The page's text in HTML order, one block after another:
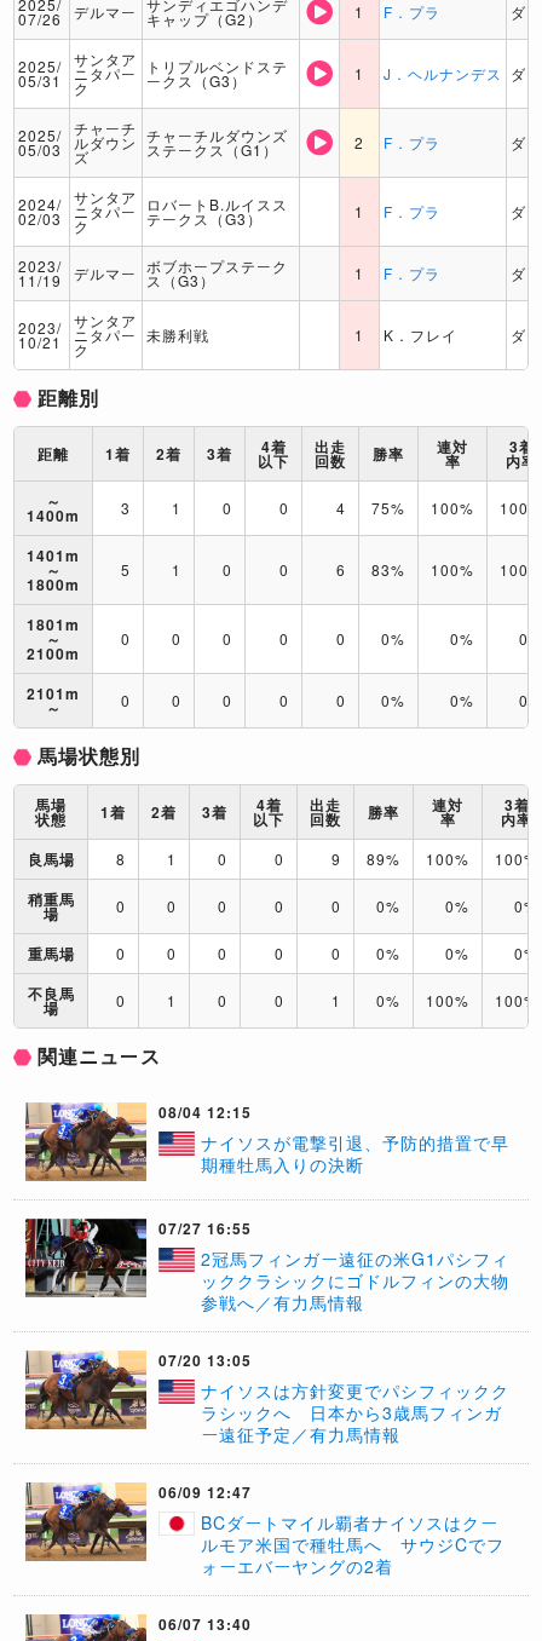
2025/
07/26 デルマー サンディエゴハンデ
キャップ（G2） 1 F．プラ ダ
2025/
05/31
サンタア
ニタパー
ク
トリプルベンドステ
ークス（G3） 1 J．ヘルナンデス ダ
2025/
05/03
チャーチ
ルダウン
ズ
チャーチルダウンズ
ステークス（G1） 2 F．プラ ダ
2024/
02/03
サンタア
ニタパー
ク
ロバートB.ルイスス
テークス（G3） 1 F．プラ ダ
2023/
11/19 デルマー ボブホープステーク
ス（G3） 1 F．プラ ダ
2023/
10/21
サンタア
ニタパー
ク
未勝利戦 1 K．フレイ ダ
距離別
距離 1着 2着 3着 4着
以下
出走
回数 勝率 連対
率
3着
内率
～
1400m 3 1 0 0 4 75% 100%
1401m
～
1800m
5 1 0 0 6 83% 100%
1801m
～
2100m
0 0 0 0 0 0% 0%
2101m
～ 0 0 0 0 0 0% 0%
馬場状態別
馬場
状態 1着 2着 3着 4着
以下
出走
回数 勝率 連対
率
3着
内率
良馬場
8 1 0 0 9 89% 100% 100%
稍重馬
場 0 0 0 0 0 0% 0% 0%
重馬場 0 0 0 0 0 0% 0% 0%
不良馬
場 0 1 0 0 1 0% 100% 100%
関連ニュース
08/04 12:15
ナイソスが電撃引退、予防的措置で早
期種牡馬入りの決断
07/27 16:55
2冠馬フィンガー遠征の米G1パシフィ
ッククラシックにゴドルフィンの大物
参戦へ／有力馬情報
07/20 13:05
ナイソスは方針変更でパシフィックク
ラシックへ 日本から3歳馬フィンガ
ー遠征予定／有力馬情報
06/09 12:47
BCダートマイル覇者ナイソスはクー
ルモア米国で種牡馬へ サウジCでフ
ォーエバーヤングの2着
06/07 13:40